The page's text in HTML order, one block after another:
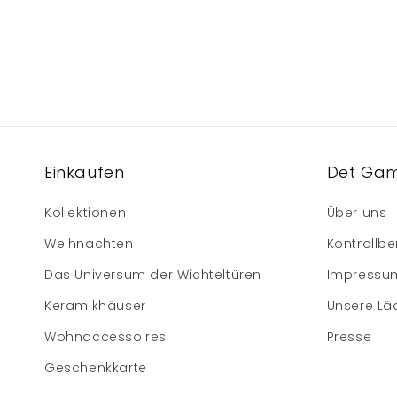
Einkaufen
Kollektionen
Weihnachten
Das Universum der Wichteltüren
Keramikhäuser
Wohnaccessoires
Geschenkkarte
Det
Über uns
Unsere
Presse